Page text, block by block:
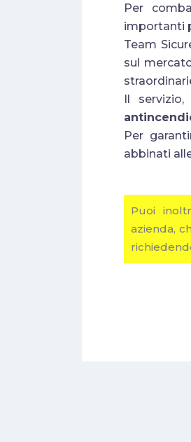
Per
importanti
Team
sul
Il
Per
abbinati
Puoi
azienda,